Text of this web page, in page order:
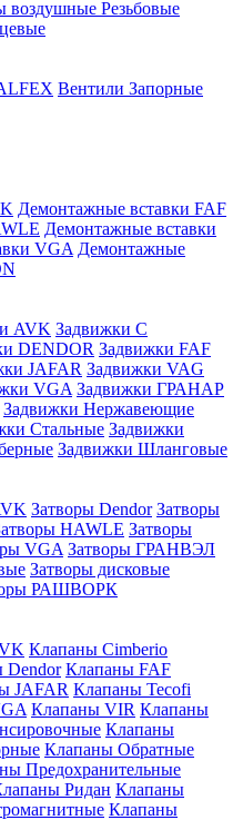
воздушные Резьбовые
Вентили Запорные
Демонтажные вставки FAF
Демонтажные вставки
VGA Демонтажные
AVK Задвижки C
DENDOR Задвижки FAF
JAFAR Задвижки VAG
VGA Задвижки ГРАНАР
Задвижки Нержавеющие
Стальные Задвижки
Задвижки Шланговые
Затворы Dendor Затворы
HAWLE Затворы
VGA Затворы ГРАНВЭЛ
Затворы дисковые
РАШВОРК
Клапаны Cimberio
Dendor Клапаны FAF
JAFAR Клапаны Tecofi
Клапаны VIR Клапаны
Клапаны
Клапаны Обратные
Предохранительные
Ридан Клапаны
Клапаны